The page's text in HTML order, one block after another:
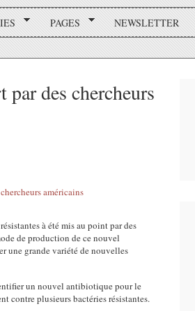
PAGES NEWSLETTER
des chercheurs
à été mis au point par des
de production de ce nouvel
une grande variété de nouvelles
un nouvel antibiotique pour le
contre plusieurs bactéries résistantes.